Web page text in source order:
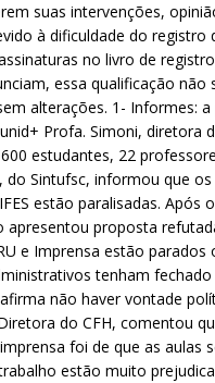
suas intervenções,
à dificuldade do registro
no livro de
essa qualificação não
alterações. 1- Informes:
Profa. Simoni, diretora
estudantes, 22
Sintufsc, informou que
estão paralisadas. Após
proposta
e Imprensa estão
tenham
não haver vontade
do CFH, comentou
foi de que as aulas
estão muito